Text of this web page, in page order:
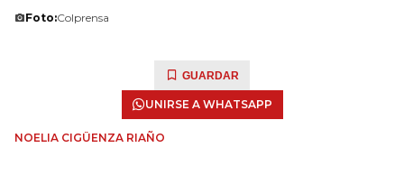
Foto:Colprensa
GUARDAR
UNIRSE A WHATSAPP
NOELIA CIGÜENZA RIAÑO